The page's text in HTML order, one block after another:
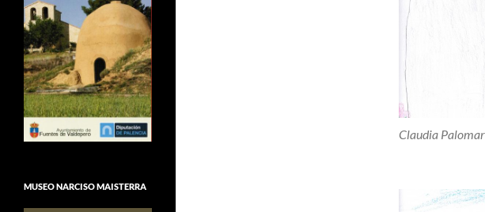
Claudia
MUSEO NARCISO MAISTERRA